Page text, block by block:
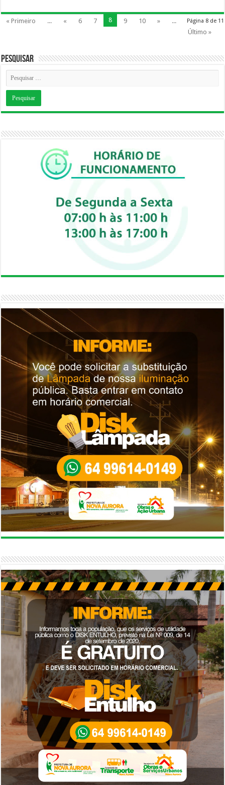
Página 8 de 11
« Primeiro ... « 6 7 8 9 10 »
...
Último »
Pesquisar